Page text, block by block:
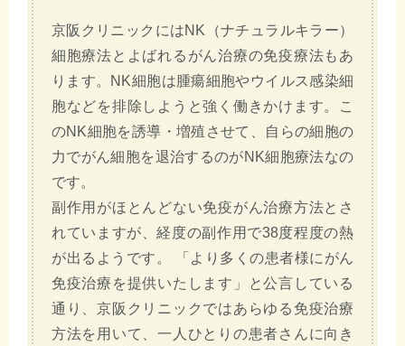
京阪クリニックにはNK（ナチュラルキラー）
細胞療法とよばれるがん治療の免疫療法もあ
ります。NK細胞は腫瘍細胞やウイルス感染細
胞などを排除しようと強く働きかけます。こ
のNK細胞を誘導・増殖させて、自らの細胞の
力でがん細胞を退治するのがNK細胞療法なの
です。
副作用がほとんどない免疫がん治療方法とさ
れていますが、経度の副作用で38度程度の熱
が出るようです。 「より多くの患者様にがん
免疫治療を提供いたします」と公言している
通り、京阪クリニックではあらゆる免疫治療
方法を用いて、一人ひとりの患者さんに向き